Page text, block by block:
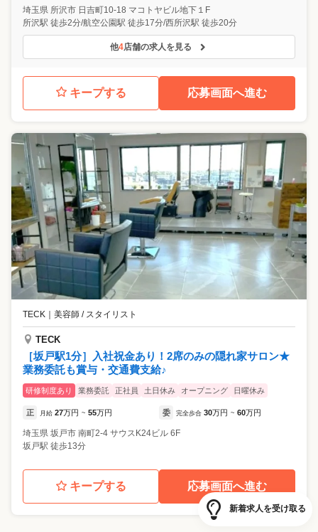
埼玉県 所沢市 日吉町10-18 マコトヤビル地下１F
所沢駅 徒歩2分/航空公園駅 徒歩17分/西所沢駅 徒歩20分
他4店舗の求人を見る
キープする 応募画面へ進む
TECK 美容師 / スタイリスト
TECK
［坂戸駅1分］入社祝金あり！2席のみの隠れ家サロン★
業務委託も賞与・交通費支給♪
研修制度あり 業務委託 正社員 土日休み オープニング 日曜休み
正 月給 27万円 ~ 55万円 委 完全歩合 30万円 ~ 60万円
埼玉県 坂戸市 南町2-4 サウスK24ビル 6F
坂戸駅 徒歩13分
キープする 応募画面へ進む
新着求人を受け取る